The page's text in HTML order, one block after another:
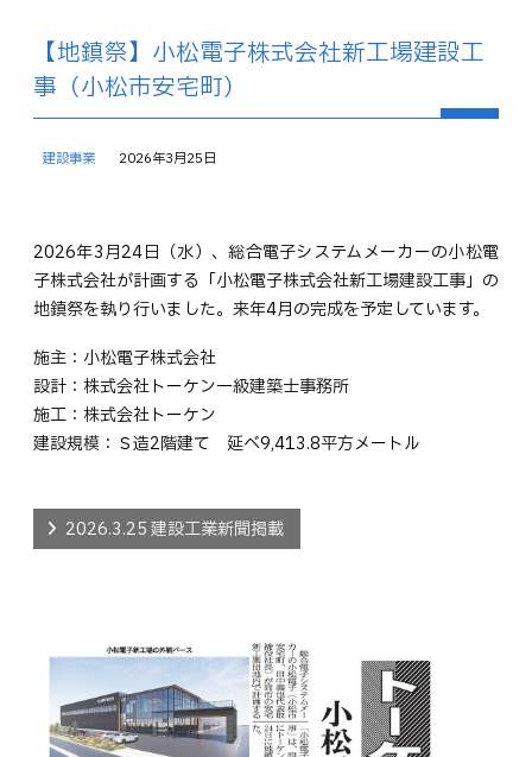
【地鎮祭】小松電子株式会社新工場建設工
事（小松市安宅町）
建設事業 2026年3月25日
2026年3月24日（水）、総合電子システムメーカーの小松電
子株式会社が計画する「小松電子株式会社新工場建設工事」の
地鎮祭を執り行いました。来年4月の完成を予定しています。
施主：小松電子株式会社
設計：株式会社トーケン一級建築士事務所
施工：株式会社トーケン
建設規模：Ｓ造2階建て 延べ9,413.8平方メートル
2026.3.25 建設工業新聞掲載